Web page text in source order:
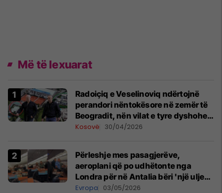
Më të lexuarat
Radoiçiq e Veselinoviq ndërtojnë
perandori nëntokësore në zemër të
Beogradit, nën vilat e tyre dyshohet
se po bëjnë bunkerë
Kosovë 30/04/2026
Përleshje mes pasagjerëve,
aeroplani që po udhëtonte nga
Londra për në Antalia bëri 'një ulje
emergjente' në Prishtinë
Evropa 03/05/2026